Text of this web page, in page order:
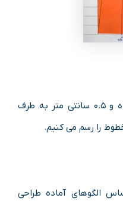
از کارور ۱.۵ سانتی متر پایین آمده و ۰.۵ سانتی متر به طرف
را رسم می کنیم.
الگوهای آماده طراحی